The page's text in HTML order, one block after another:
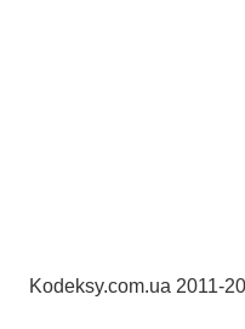
Kodeksy.com.ua 2011-